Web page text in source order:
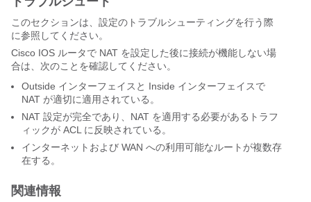
このセクションは、設定のトラブルシューティングを行う際
に参照してください。
Cisco IOS ルータで NAT を設定した後に接続が機能しない場
合は、次のことを確認してください。
Outside インターフェイスと Inside インターフェイスで
NAT が適切に適用されている。
NAT 設定が完全であり、NAT を適用する必要があるトラフ
ィックが ACL に反映されている。
インターネットおよび WAN への利用可能なルートが複数存
在する。
関連情報